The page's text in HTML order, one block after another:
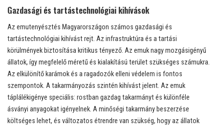
Gazdasági és tartástechnológiai kihívások
Az emutenyésztés Magyarországon számos gazdasági és
tartástechnológiai kihívást rejt. Az infrastruktúra és a tartási
körülmények biztosítása kritikus tényező. Az emuk nagy mozgásigényű
állatok, így megfelelő méretű és kialakítású terület szükséges számukra.
Az elkülönítő karámok és a ragadozók elleni védelem is fontos
szempontok. A takarmányozás szintén kihívást jelent. Az emuk
táplálékigénye speciális: rostban gazdag takarmányt és különféle
ásványi anyagokat igényelnek. A minőségi takarmány beszerzése
költséges lehet, és változatos étrendre van szükség, hogy az állatok